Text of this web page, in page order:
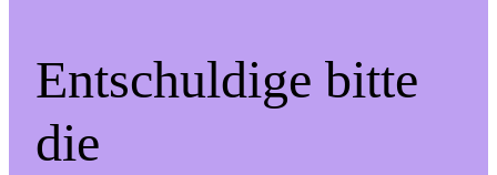
Entschuldige bitte
die